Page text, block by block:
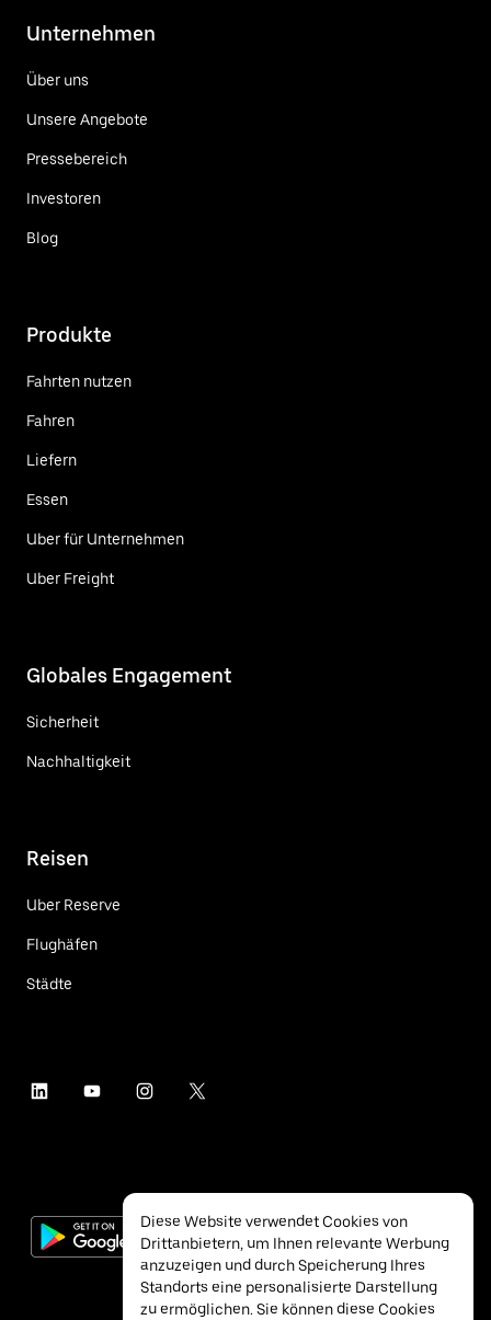
Unternehmen
Über uns
Unsere Angebote
Pressebereich
Investoren
Blog
Produkte
Fahrten nutzen
Fahren
Liefern
Essen
Uber für Unternehmen
Uber Freight
Globales Engagement
Sicherheit
Nachhaltigkeit
Reisen
Uber Reserve
Flughäfen
Städte
Diese Website verwendet Cookies von
Drittanbietern, um Ihnen relevante Werbung
anzuzeigen und durch Speicherung Ihres
Standorts eine personalisierte Darstellung
zu ermöglichen. Sie können diese Cookies